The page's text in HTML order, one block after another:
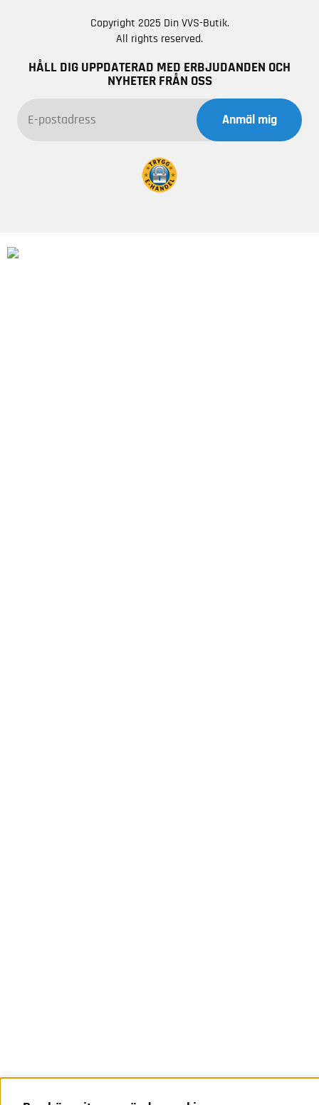
Copyright 2025 Din VVS-Butik.
All rights reserved.
HÅLL DIG UPPDATERAD MED ERBJUDANDEN OCH
NYHETER FRÅN OSS
Anmäl mig